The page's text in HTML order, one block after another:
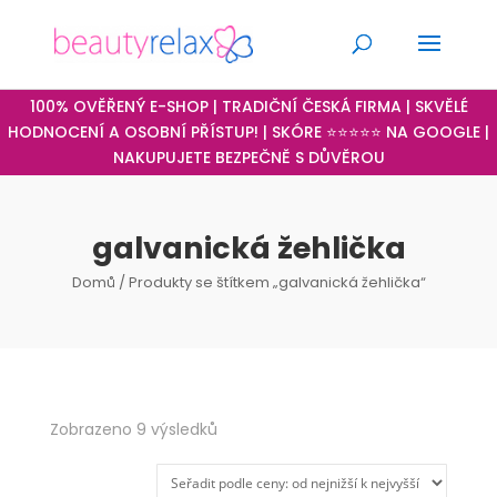
100% OVĚŘENÝ E-SHOP | TRADIČNÍ ČESKÁ FIRMA | SKVĚLÉ
HODNOCENÍ A OSOBNÍ PŘÍSTUP! | SKÓRE ⭐⭐⭐⭐⭐ NA GOOGLE |
NAKUPUJETE BEZPEČNĚ S DŮVĚROU
galvanická žehlička
Domů / Produkty se štítkem „galvanická žehlička“
Zobrazeno 9 výsledkůSeřazeno
ceny: